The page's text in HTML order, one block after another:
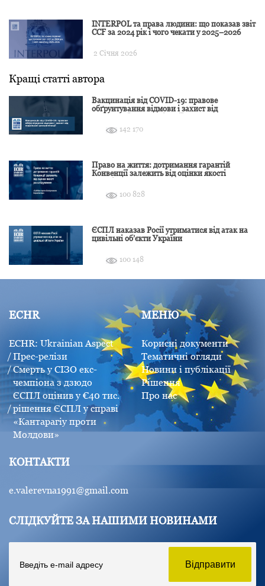
INTERPOL та права людини: що показав звіт
CCF за 2024 рік і чого чекати у 2025–2026
2 Січня 2026
Кращі статті автора
Вакцинація від COVID-19: правове
обґрунтування відмови і захист від
142 170
Право на життя: дотримання гарантій
Конвенції залежить від оцінки якості
100 828
ЄСПЛ наказав Росії утриматися від атак на
цивільні об’єкти України
100 148
ECHR
ECHR: Ukrainian Aspect
Прес-релізи
Смерть у СІЗО екс-
чемпіона з дзюдо
ЄСПЛ оцінив у €40 тис.
рішення ЄСПЛ у справі
«Кантарагіу проти
Молдови»
МЕНЮ
Корисні документи
Тематичні огляди
Новини і публікації
Рішення
Про нас
КОНТАКТИ
e.valerevna1991@gmail.com
СЛІДКУЙТЕ ЗА НАШИМИ НОВИНАМИ